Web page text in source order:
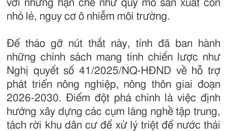
với những hạn chế như quy mô sản xuất còn
nhỏ lẻ, nguy cơ ô nhiễm môi trường.
Để tháo gỡ nút thắt này, tỉnh đã ban hành
những chính sách mang tính chiến lược như
Nghị quyết số 41/2025/NQ-HĐND về hỗ trợ
phát triển nông nghiệp, nông thôn giai đoạn
2026-2030. Điểm đột phá chính là việc định
hướng xây dựng các cụm làng nghề tập trung,
tách rời khu dân cư để xử lý triệt để nước thải